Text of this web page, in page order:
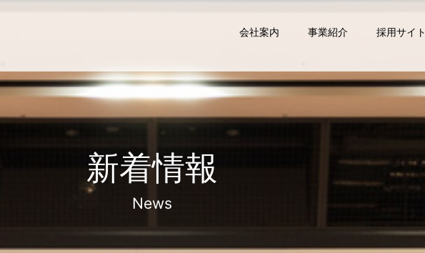
会社案内 事業紹介 採用サイト
新着情報
News